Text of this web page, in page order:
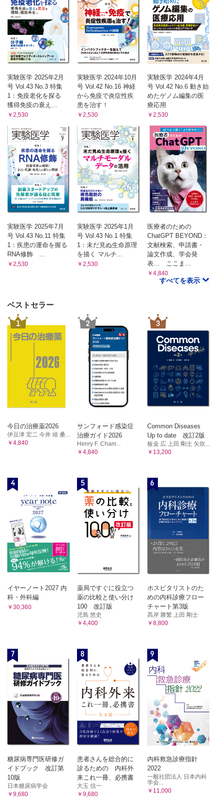
20色に光る細胞を一度に捉える！ 複数の生物発光を同時に
観察する方法【服部 満，永井健治】
Conference & Workshop
臨床免疫学と病理学の融合と昇華をめざして【鳥越俊彦】
ラボレポート
ハイリスク・ハイリターンの勧め？ 迷ったら挑む，無鉄砲
彦】
Opinion-研究の現場から
お酒があってもなくても：楽しい場のつくり方【武井梓穂】
バイオでパズる！
実験医学 2025年2月
号 Vol.43 No.3 特集
1：免疫老化を探る
獲得免疫の衰え...
￥2,530
実験医学 2024年10月
号 Vol.42 No.16 神経
から免疫で炎症性疾
患を治す！
￥2,530
実験医学 2024年4月
号 Vol.42 No.6 動き始
めたゲノム編集の医
療応用
￥2,530
実験医学 2025年7月
号 Vol.43 No.11 特集
1：疾患の運命を握る
RNA修飾 ...
￥2,530
実験医学 2025年1月
号 Vol.43 No.1 特集
1：未だ見ぬ生命原理
を描く マルチ...
￥2,530
医療者のための
ChatGPT BEYOND：
文献検索、申請書・
論文作成、学会発
表… ここま...
￥4,840
すべてを表示
ベストセラー
1
今日の治療薬2026
伊豆津 宏二 今井 靖 桑...
￥4,840
2
サンフォード感染症
治療ガイド2026
Henry F. Cham...
￥4,840
3
Common Diseases
Up to date 改訂2版
板金 広 上田 剛士 矢吹...
￥13,200
4
イヤーノート2027 内
科・外科編
￥30,360
5
薬局ですぐに役立つ
薬の比較と使い分け
100 改訂版
児島 悠史
￥4,400
6
ホスピタリストのた
めの内科診療フロー
チャート第3版
髙岸 勝繁 上田 剛士
￥8,800
7
糖尿病専門医研修ガ
イドブック 改訂第
10版
日本糖尿病学会
￥9,680
8
患者さんを総合的に
診るための 内科外
来これ一冊、必携書
大玉 信一
￥9,680
9
内科救急診療指針
2022
一般社団法人 日本内科
学会...
￥11,000